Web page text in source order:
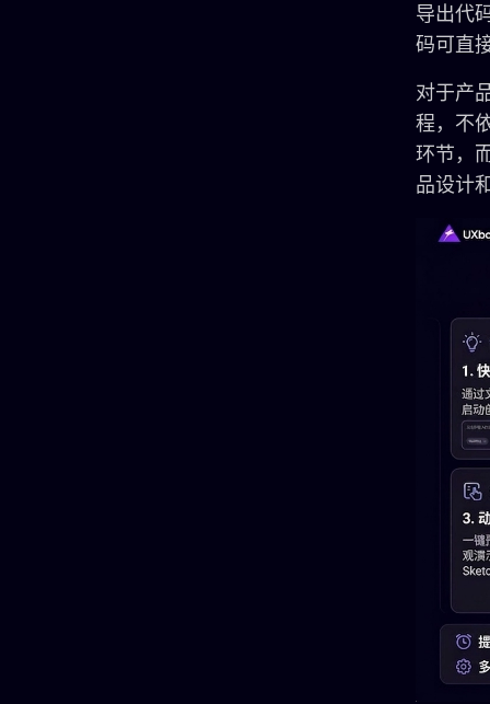
导出代
码可直
对于产
程，不
环节，
品设计